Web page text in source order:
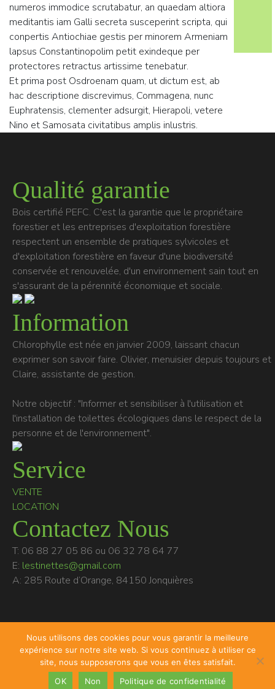
numeros immodice scrutabatur, an quaedam altiora
meditantis iam Galli secreta susceperint scripta, qui
conpertis Antiochiae gestis per minorem Armeniam
lapsus Constantinopolim petit exindeque per
protectores retractus artissime tenebatur.
Et prima post Osdroenam quam, ut dictum est, ab
hac descriptione discrevimus, Commagena, nunc
Euphratensis, clementer adsurgit, Hierapoli, vetere
Nino et Samosata civitatibus amplis inlustris.
Qualité garantie
Bois certifié PEFC. C'est la garantie que le propriétaire
forestier et les entreprises d'exploitation forestière
respectent un ensemble de pratiques sylvicoles et
d'exploitation forestière en faveur d'une biodiversité
conservée et renouvelée, d'un environnement sain tout en
s'assurant de la pérennité économique et sociale.
Information
Chlorophylle est née en janvier 2009, laissant chacun
exprimer son savoir faire. Olivier, menuisier depuis toujours et
Claire, assistante de gestion.
Notre objectif : "Informer et sensibiliser à l'utilisation et
l'installation de toilettes écologiques dans le respect de la
personne et de l'environnement".
Service
VENTE
LOCATION
Contactez Nous
T: 06 88 27 05 86 ou 06 32 78 64 77
E: lestinettes@gmail.com
A: 285 Route d’Orange, 84150 Jonquières
Mentions légales|Politique de confidentialité|Plan du site |
© 2026 Chlorophylle
Nous utilisons des cookies pour vous garantir la meilleure
expérience sur notre site web. Si vous continuez à utiliser ce
site, nous supposerons que vous en êtes satisfait.
OK
Non Politique de confidentialité